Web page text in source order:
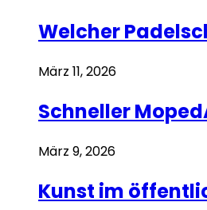
Welcher
März 11, 2026
Schneller
März 9, 2026
Kunst im